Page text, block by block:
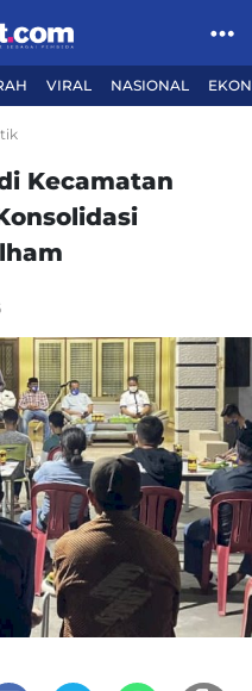
VIRAL NASIONAL
Kecamatan